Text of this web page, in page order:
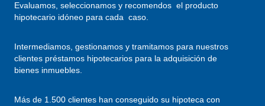
Evaluamos, seleccionamos y recomendos el producto
hipotecario idóneo para cada caso.
Intermediamos, gestionamos y tramitamos para nuestros
clientes préstamos hipotecarios para la adquisición de
bienes inmuebles.
Más de 1.500 clientes han conseguido su hipoteca con